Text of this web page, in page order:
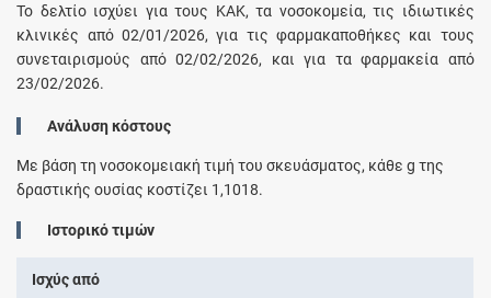
Το δελτίο ισχύει για τους ΚΑΚ, τα νοσοκομεία, τις ιδιωτικές
κλινικές από 02/01/2026, για τις φαρμακαποθήκες και τους
συνεταιρισμούς από 02/02/2026, και για τα φαρμακεία από
23/02/2026.
Ανάλυση κόστους
Με βάση τη νοσοκομειακή τιμή του σκευάσματος, κάθεg της
δραστικής ουσίας κοστίζει 1,1018.
Ιστορικό τιμών
Ισχύς από